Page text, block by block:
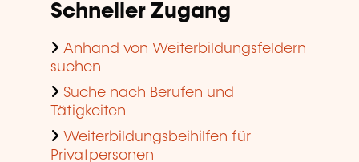
Schneller Zugang
Anhand von Weiterbildungsfeldern
suchen
Suche nach Berufen und
Tätigkeiten
Weiterbildungsbeihilfen für
Privatpersonen